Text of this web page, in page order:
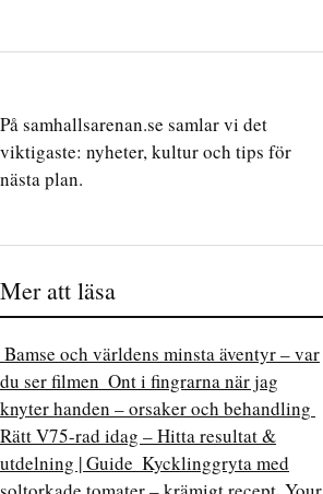
På samhallsarenan.se samlar vi det
viktigaste: nyheter, kultur och tips för
nästa plan.
Mer att läsa
Bamse och världens minsta äventyr – var
du ser filmen Ont i fingrarna när jag
knyter handen – orsaker och behandling
Rätt V75-rad idag – Hitta resultat &
utdelning | Guide Kycklinggryta med